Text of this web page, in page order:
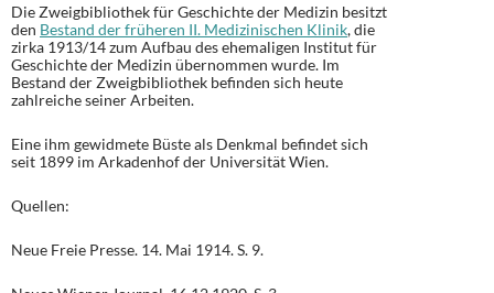
Die Zweigbibliothek für Geschichte der Medizin besitzt
den Bestand der früheren II. Medizinischen Klinik, die
zirka 1913/14 zum Aufbau des ehemaligen Institut für
Geschichte der Medizin übernommen wurde. Im
Bestand der Zweigbibliothek befinden sich heute
zahlreiche seiner Arbeiten.
Eine ihm gewidmete Büste als Denkmal befindet sich
seit 1899 im Arkadenhof der Universität Wien.
Quellen:
Neue Freie Presse. 14. Mai 1914. S. 9.